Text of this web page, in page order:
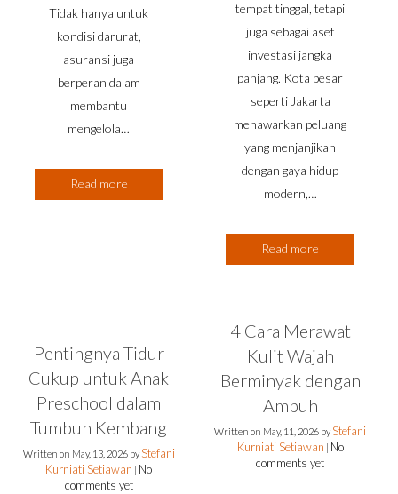
Tidak hanya untuk
kondisi darurat,
asuransi juga
berperan dalam
membantu
mengelola…
Read more
tempat tinggal, tetapi
juga sebagai aset
investasi jangka
panjang. Kota besar
seperti Jakarta
menawarkan peluang
yang menjanjikan
dengan gaya hidup
modern,…
Read more
Pentingnya Tidur
Cukup untuk Anak
Preschool dalam
Tumbuh Kembang
Written on May, 13, 2026 byStefani
Kurniati Setiawan No
comments yet
4 Cara Merawat
Kulit Wajah
Berminyak dengan
Ampuh
Written on May, 11, 2026 byStefani
Kurniati Setiawan No
comments yet